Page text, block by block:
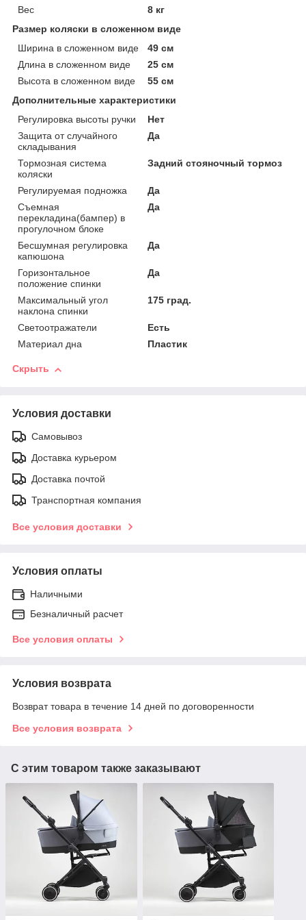
Вес
8 кг
Размер коляски в сложенном виде
Ширина в сложенном виде
49 см
Длина в сложенном виде
25 см
Высота в сложенном виде
55 см
Дополнительные характеристики
Регулировка высоты ручки
Нет
Защита от случайного
складывания
Да
Тормозная система
коляски
Задний стояночный тормоз
Регулируемая подножка
Да
Съемная
перекладина(бампер) в
прогулочном блоке
Да
Бесшумная регулировка
капюшона
Да
Горизонтальное
положение спинки
Да
Максимальный угол
наклона спинки
175 град.
Светоотражатели
Есть
Материал дна
Пластик
Скрыть
Условия доставки
Самовывоз
Доставка курьером
Доставка почтой
Транспортная компания
Все условия доставки
Условия оплаты
Наличными
Безналичный расчет
Все условия оплаты
Условия возврата
Возврат товара в течение 14 дней по договоренности
Все условия возврата
С этим товаром также заказывают